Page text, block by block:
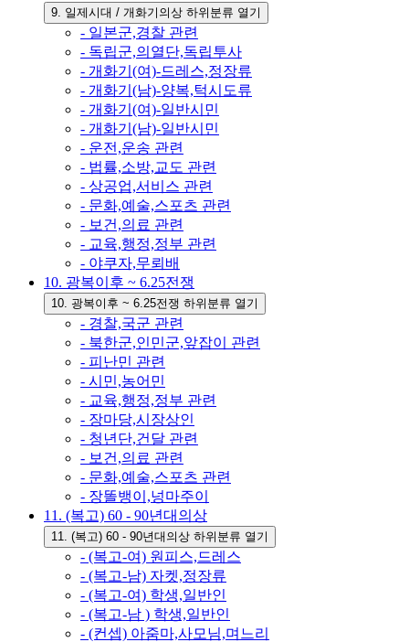
9. 일제시대 / 개화기의상 하위분류 열기
- 일본군,경찰 관련
- 독립군,의열단,독립투사
- 개화기(여)-드레스,정장류
- 개화기(남)-양복,턱시도류
- 개화기(여)-일반시민
- 개화기(남)-일반시민
- 운전,운송 관련
- 법률,소방,교도 관련
- 상공업,서비스 관련
- 문화,예술,스포츠 관련
- 보건,의료 관련
- 교육,행정,정부 관련
- 야쿠자,무뢰배
10. 광복이후 ~ 6.25전쟁
10. 광복이후 ~ 6.25전쟁 하위분류 열기
- 경찰,국군 관련
- 북한군,인민군,앞잡이 관련
- 피난민 관련
- 시민,농어민
- 교육,행정,정부 관련
- 장마당,시장상인
- 청년단,건달 관련
- 보건,의료 관련
- 문화,예술,스포츠 관련
- 장똘뱅이,넝마주이
11. (복고) 60 - 90년대의상
11. (복고) 60 - 90년대의상 하위분류 열기
- (복고-여) 원피스,드레스
- (복고-남) 자켓,정장류
- (복고-여) 학생,일반인
- (복고-남 ) 학생,일반인
- (컨셉) 아줌마,사모님,며느리